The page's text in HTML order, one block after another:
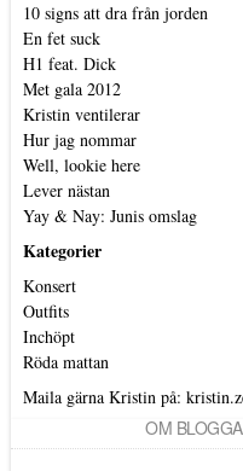
10 signs att dra från jorden
En fet suck
H1 feat. Dick
Met gala 2012
Kristin ventilerar
Hur jag nommar
Well, lookie here
Lever nästan
Yay & Nay: Junis omslag
Kategorier
Konsert
Outfits
Inchöpt
Röda mattan
Maila gärna Kristin på:
OM